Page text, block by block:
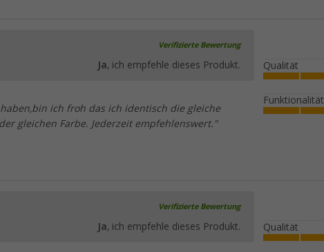
Verifizierte Bewertung
Ja, ich empfehle dieses Produkt.
ich froh das ich identisch die gleiche
gleichen Farbe. Jederzeit empfehlenswert."
Qualität
Funktionalität
Verifizierte Bewertung
Ja, ich empfehle dieses Produkt. Qualität